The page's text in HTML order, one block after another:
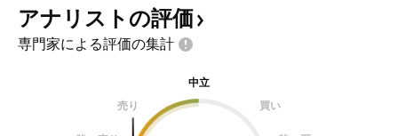
アナリストの評価
専門家による評価の集計
中立
売り
買い